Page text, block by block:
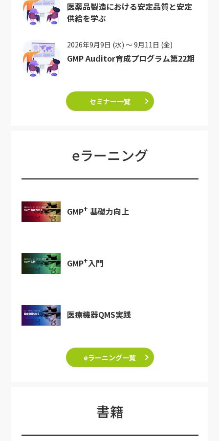
医薬品製造における安定品質と安定
供給を学ぶ
2026年9月9日 (水) ～ 9月11日 (金)
GMP Auditor育成プログラム第22期
セミナー一覧
eラーニング
GMP+ 基礎力向上
GMP+入門
医療機器QMS実践
eラーニング一覧
書籍